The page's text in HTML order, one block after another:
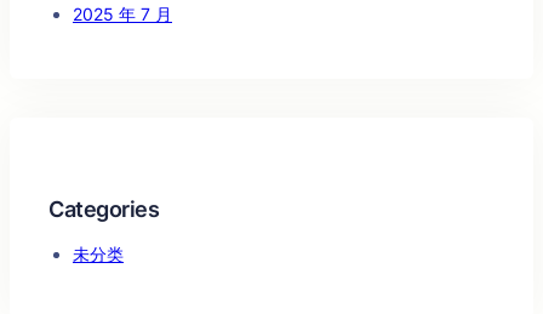
2025 年 7 月
Categories
未分类